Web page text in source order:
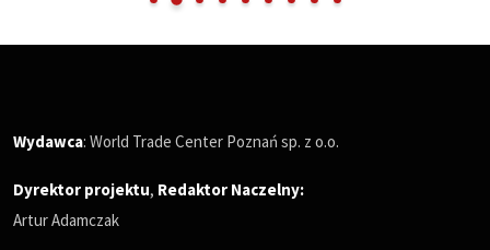
Wydawca: World Trade Center Poznań sp. z o.o.
Dyrektor projektu, Redaktor Naczelny:
Artur Adamczak